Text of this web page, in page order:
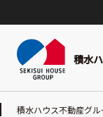
積水
積水ハウス不動産グル